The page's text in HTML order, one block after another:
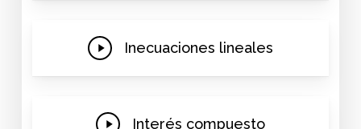
Play
Inecuaciones lineales
Play Interés compuesto